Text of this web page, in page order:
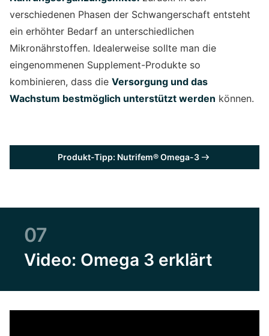
verschiedenen Phasen der Schwangerschaft entsteht
ein erhöhter Bedarf an unterschiedlichen
Mikronährstoffen. Idealerweise sollte man die
eingenommenen Supplement-Produkte so
kombinieren, dass die Versorgung und das
Wachstum bestmöglich unterstützt werden können.
Produkt-Tipp: Nutrifem® Omega-3
07
Video: Omega 3 erklärt